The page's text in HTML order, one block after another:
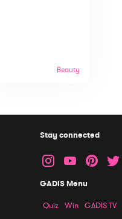
Beauty
Stay connected
GADIS Menu
Quiz Win GADIS TV